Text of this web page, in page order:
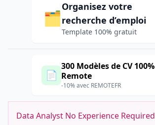
🗂️
Organisez votre
recherche d’emploi
Template 100% gratuit
📄
300 Modèles de CV 100%
Remote
-10% avec REMOTEFR
Data Analyst No Experience Required